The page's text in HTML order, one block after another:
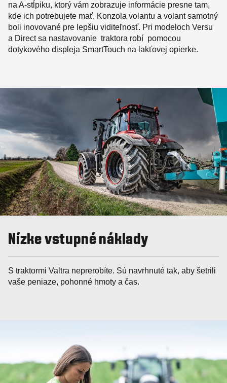
na A-stĺpiku, ktorý vám zobrazuje informácie presne tam,
kde ich potrebujete mať. Konzola volantu a volant samotný
boli inovované pre lepšiu viditeľnosť. Pri modeloch Versu
a Direct sa nastavovanie traktora robí pomocou
dotykového displeja SmartTouch na lakťovej opierke.
Nízke vstupné náklady
S traktormi Valtra neprerobíte. Sú navrhnuté tak, aby šetrili
vaše peniaze, pohonné hmoty a čas.